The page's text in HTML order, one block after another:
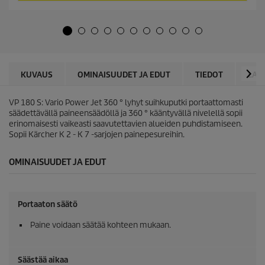
e
2
r
v
o
s
l
KUVAUS OMINAISUUDET JA EDUT TIEDOT
VP 180 S: Vario Power Jet 360 ° lyhyt suihkuputki portaattomasti
säädettävällä paineensäädöllä ja 360 ° kääntyvällä nivelellä sopii
erinomaisesti vaikeasti saavutettavien alueiden puhdistamiseen.
Sopii Kärcher K 2 - K 7 -sarjojen painepesureihin.
OMINAISUUDET JA EDUT
Portaaton säätö
Paine voidaan säätää kohteen mukaan.
Säästää aikaa